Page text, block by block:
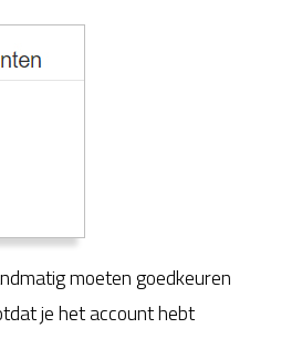
moeten goedkeuren
je het account hebt